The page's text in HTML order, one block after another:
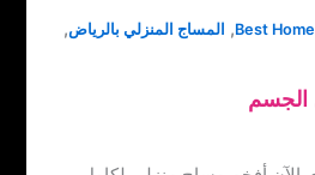
Best
, المساج المنزلي بالرياض,
الجسم